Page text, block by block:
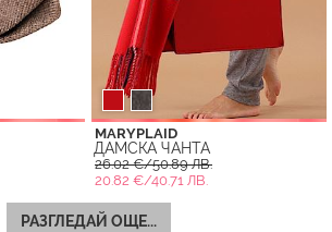
MARYPLAID
ДАМСКА ЧАНТА
26.02 €/50.89 ЛВ.
20.82 €/40.71 ЛВ.
РАЗГЛЕДАЙ ОЩЕ...